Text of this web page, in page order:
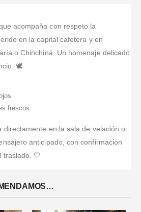
acompaña con respeto la
en la capital cafetera y en
o Chinchiná. Un homenaje delicado
🕊️
frescos
directamente en la sala de velación o
anticipado, con confirmación
traslado. 🤍